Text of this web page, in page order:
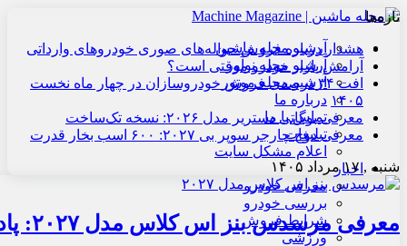
آرشیو مجله ماشین
آرشیو مجله نوآور
آرشیو مجله موتور
درباره ما
تماس با ما
تبلیغات
اعلام مشکل سایت
اخبار
معرفی خودرو
بررسی خودرو
شرایط فروش
ورزشی
تازه‌ها
هشدار درباره فروش حواله‌های صوری خودروهای وارداتی
آرامش بازار خودرو موقتی است؟
افت ۳۴ درصدی فروش خودروسازان در چهار ماه نخست
۱۴۰۵
معرفی بوگاتی دستریر مدل ۲۰۲۶: نسخه تک‌ساخت
معرفی دوج چارجر سوپر بی ۲۰۲۷: ۶۰۰ اسب بخار قدرت
شنبه , ۱۷ مرداد ۱۴۰۵
معرفی مرسدس بنز اس کلاس مدل ۲۰۲۷: پادشاه سدان‌های لوکس